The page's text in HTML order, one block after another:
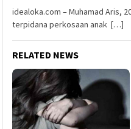
idealoka.com – Muhamad Aris,
terpidana perkosaan anak […]
RELATED NEWS